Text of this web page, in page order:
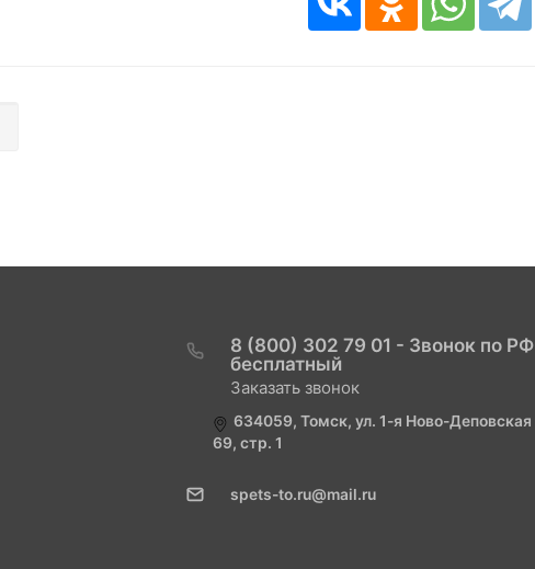
8 (800) 302 79 01 - Звонок по РФ
бесплатный
Заказать звонок
634059, Томск, ул. 1-я Ново-Деповская
69, стр. 1
spets-to.ru@mail.ru